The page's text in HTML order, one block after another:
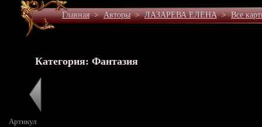
Главная>Авторы>ЛАЗАРЕВА ЕЛЕНА>Все
Категория: Фантазия
Артикул